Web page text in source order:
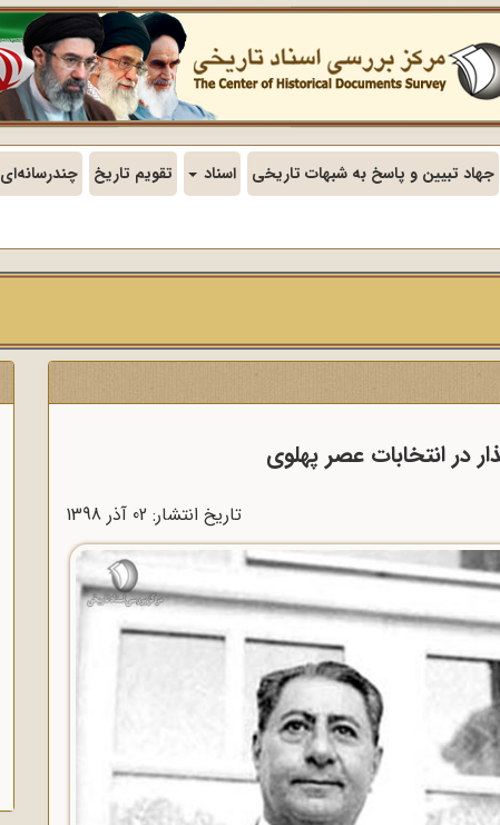
جهاد تبیین و پاسخ به شبهات تاریخی اسناد تقویم تاریخ چندرسانه‌ای
در انتخابات عصر پهلوی
تاریخ انتشار: 02 آذر 1398